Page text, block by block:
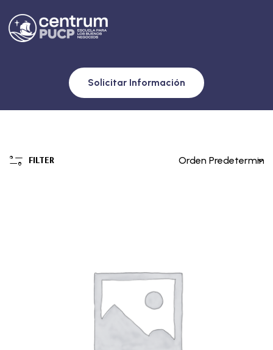
Solicitar Información
FILTER